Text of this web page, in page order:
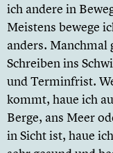
ich andere in
Meistens bewege
anders. Manchmal
Schreiben ins
und Terminfrist.
kommt, haue ich
Berge, ans Meer
in Sicht ist, haue